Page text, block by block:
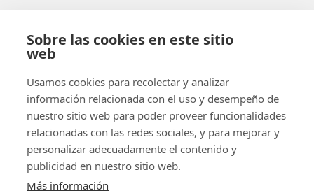
Sobre las cookies en este sitio
web
Usamos cookies para recolectar y analizar
información relacionada con el uso y desempeño de
nuestro sitio web para poder proveer funcionalidades
relacionadas con las redes sociales, y para mejorar y
personalizar adecuadamente el contenido y
publicidad en nuestro sitio web.
Más información
+32488237146
info@b-token.eu
Facebook
Instagram
YouTube
LinkedIn